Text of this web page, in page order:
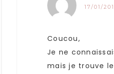
17/01/
Coucou,
Je ne
mais je trouve